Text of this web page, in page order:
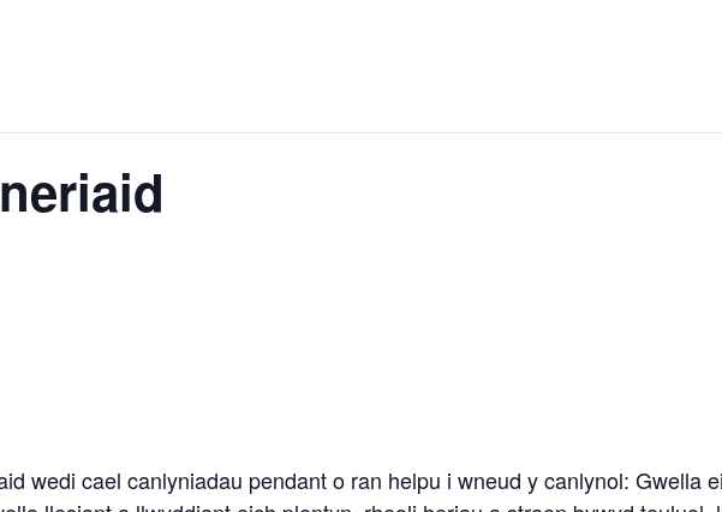
wedi cael canlyniadau pendant o ran helpu i wneud y canlynol: Gwella